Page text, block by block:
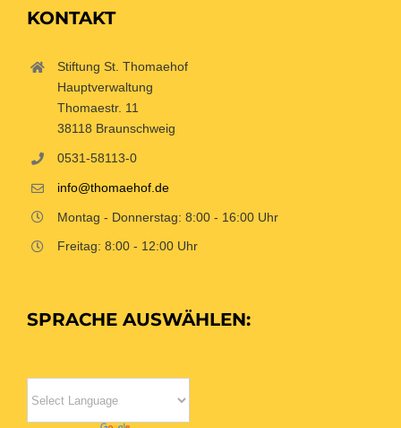
KONTAKT
Stiftung St. Thomaehof
Hauptverwaltung
Thomaestr. 11
38118 Braunschweig
0531-58113-0
info@thomaehof.de
Montag - Donnerstag: 8:00 - 16:00 Uhr
Freitag: 8:00 - 12:00 Uhr
SPRACHE AUSWÄHLEN: